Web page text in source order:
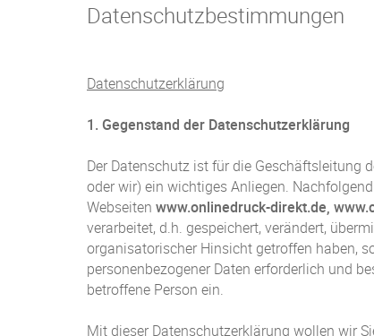
Datenschutzbestimmungen
Datenschutzerklärung
1. Gegenstand der Datenschutzerklärung
Der Datenschutz ist für die Geschäftsleitung
oder wir) ein wichtiges Anliegen.
Webseiten www.onlinedruck-direkt.de,
verarbeitet, d.h. gespeichert, verändert,
organisatorischer Hinsicht getroffen haben,
personenbezogener Daten erforderlich und
betroffene Person ein.
Mit dieser Datenschutzerklärung wollen wir